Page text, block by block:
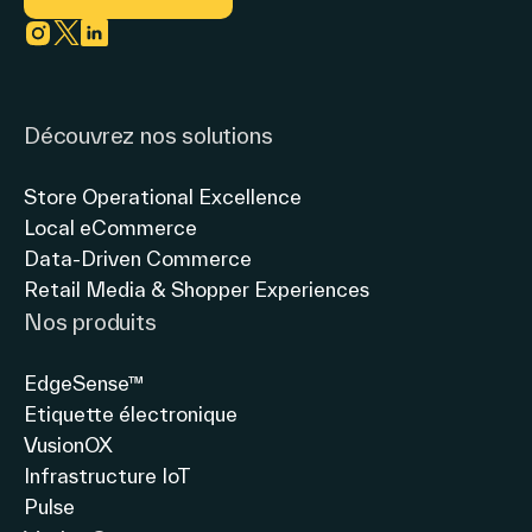
vision
avec
Gadou,
Découvrez nos solutions
Store Operational Excellence
Local eCommerce
Data-Driven Commerce
Retail Media & Shopper Experiences
Nos produits
EdgeSense™
Etiquette électronique
VusionOX
Infrastructure IoT
Pulse